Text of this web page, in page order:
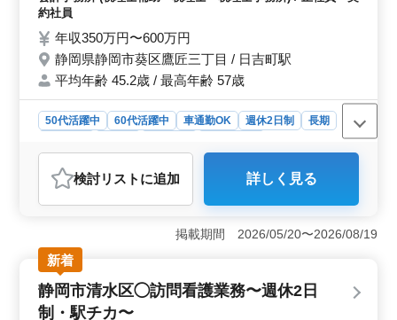
ができ、キャリアの幅を広げる絶好の機会となります。
企業です。 ぜひ今までの経験を活かして頂
ける方のご応募お待ちしております。
約社員
年収350万円〜600万円
静岡県静岡市葵区鷹匠三丁目 / 日吉町駅
平均年齢 45.2歳 / 最高年齢 57歳
50代活躍中 60代活躍中 車通勤OK 週休2日制
長期
おすすめポイント
＜経験者に適した業務内容＞ 税理士補助業務として、
会計処理指導や税務相談、申告書類の作成など多岐にわ
たる業務を担当できます。特に会計事務所経験を活かし
ながら、専門性を高められる環境が整っています。会社
設立や事業承継のサポートも含まれ、幅広いスキルが身
につく点が魅力です。 ＜働きやすい環境と条件＞
週休二日制で土日休みが確保されているほか、通勤手当
や賞与支給といった待遇面も充実。車通勤が可能である
検討リスト に追加 詳しく見る
掲載期間 2026/05/20〜2026/08/19
新着
静岡市清水区◯訪問看護業務〜週休2日
制・駅チカ〜